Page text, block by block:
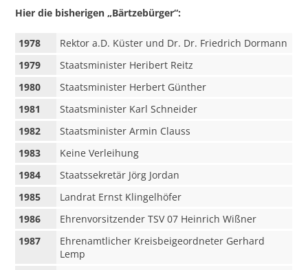
Hier die bisherigen „Bärtzebürger“:
1978
Rektor a.D. Küster und Dr. Dr. Friedrich Dormann
1979
Staatsminister Heribert Reitz
1980
Staatsminister Herbert Günther
1981
Staatsminister Karl Schneider
1982
Staatsminister Armin Clauss
1983
Keine Verleihung
1984
Staatssekretär Jörg Jordan
1985
Landrat Ernst Klingelhöfer
1986
Ehrenvorsitzender TSV 07 Heinrich Wißner
1987
Ehrenamtlicher Kreisbeigeordneter Gerhard
Lemp